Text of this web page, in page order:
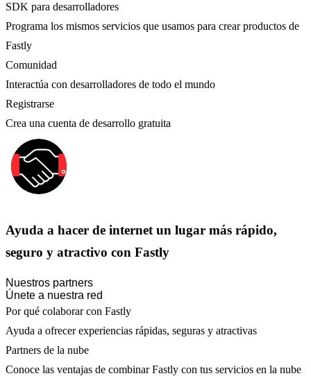
SDK para desarrolladores
Programa los mismos servicios que usamos para crear productos de
Fastly
Comunidad
Interactúa con desarrolladores de todo el mundo
Registrarse
Crea una cuenta de desarrollo gratuita
Ayuda a hacer de internet un lugar más rápido,
seguro y atractivo con Fastly
Nuestros partners
Únete a nuestra red
Por qué colaborar con Fastly
Ayuda a ofrecer experiencias rápidas, seguras y atractivas
Partners de la nube
Conoce las ventajas de combinar Fastly con tus servicios en la nube